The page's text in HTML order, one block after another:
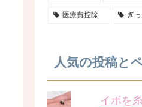
医療費控除 ぎ
人気の投稿と
イボを